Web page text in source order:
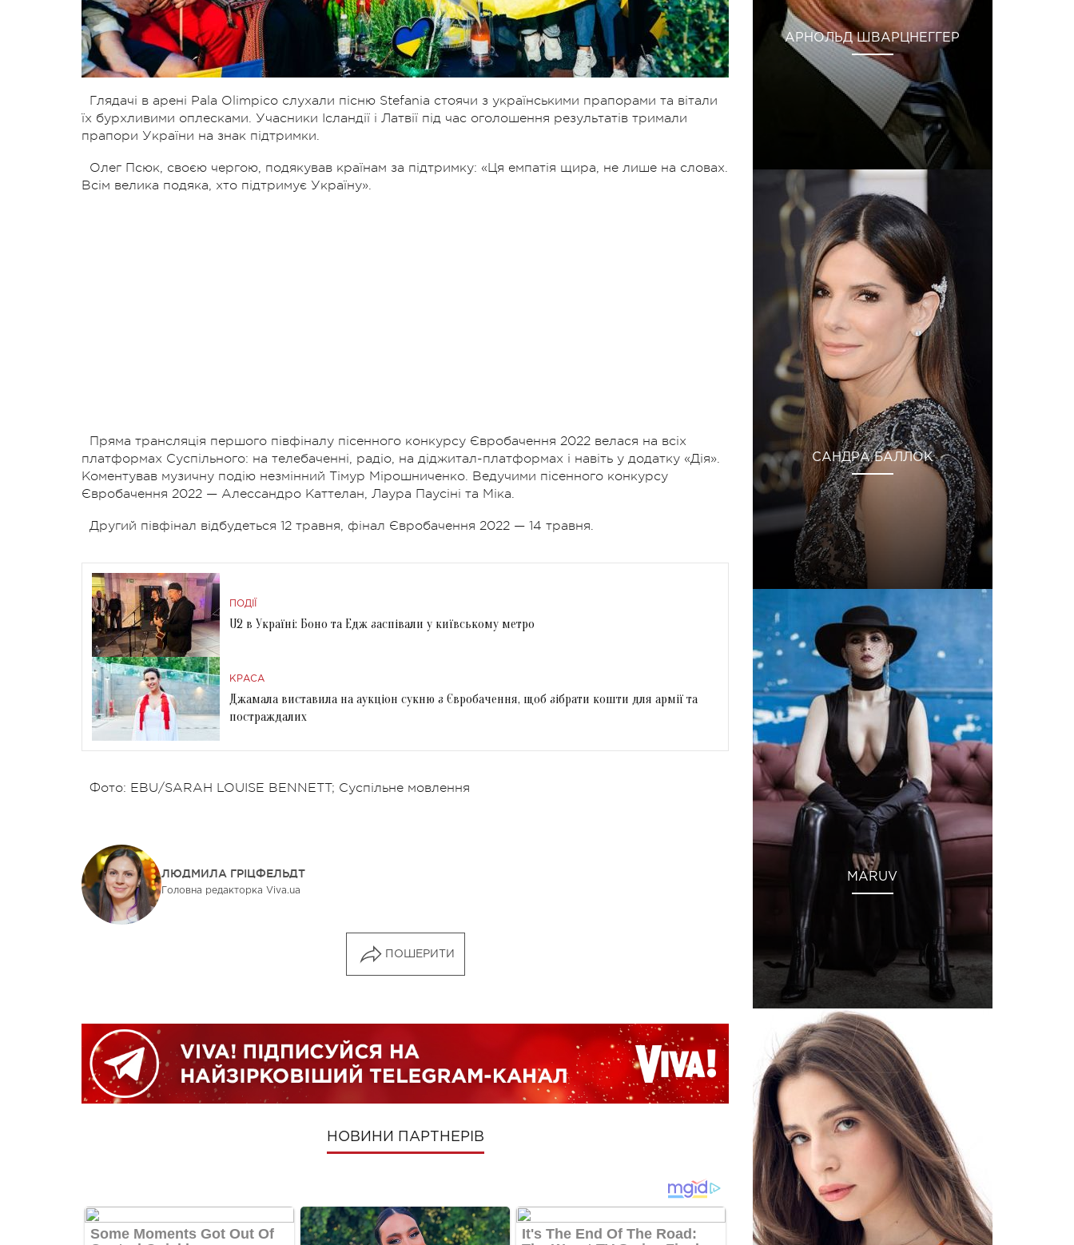
Глядачі в арені Pala Olimpico слухали пісню Stefania стоячи з українськими прапорами та вітали
їх бурхливими оплесками. Учасники Ісландії і Латвії під час оголошення результатів тримали
прапори України на знак підтримки.
Олег Псюк, своєю чергою, подякував країнам за підтримку: «Ця емпатія щира, не лише на словах.
Всім велика подяка, хто підтримує Україну».
Пряма трансляція першого півфіналу пісенного конкурсу Євробачення 2022 велася на всіх
платформах Суспільного: на телебаченні, радіо, на діджитал-платформах і навіть у додатку «Дія».
Коментував музичну подію незмінний Тімур Мірошниченко. Ведучими пісенного конкурсу
Євробачення 2022 — Алессандро Каттелан, Лаура Паусіні та Міка.
Другий півфінал відбудеться 12 травня, фінал Євробачення 2022 — 14 травня.
ПОДІЇ
U2 в Україні: Боно та Едж заспівали у київському метро
КРАСА
Джамала виставила на аукціон сукню з Євробачення, щоб зібрати кошти для армії та
постраждалих
Фото: EBU/SARAH LOUISE BENNETT; Суспільне мовлення
ЛЮДМИЛА ГРІЦФЕЛЬДТ
Головна редакторка Viva.ua
ПОШЕРИТИ
НОВИНИ ПАРТНЕРІВ
АРНОЛЬД ШВАРЦНЕГГЕР
САНДРА БАЛЛОК
MARUV